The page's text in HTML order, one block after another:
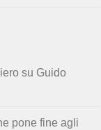
su Guido
pone fine agli